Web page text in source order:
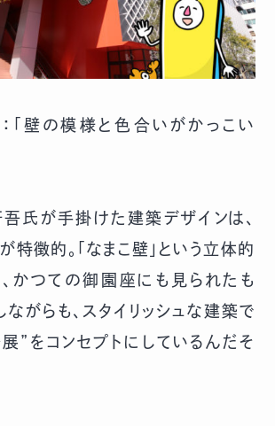
「壁の模様と色合いがかっこい
氏が手掛けた建築デザインは、
特徴的。「なまこ壁」という立体的
かつての御園座にも見られたも
ながらも、スタイリッシュな建築で
”をコンセプトにしているんだそ